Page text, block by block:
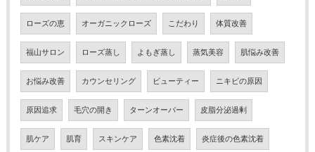
ローズの恵 オーガニックローズ こだわり 体質改善
福山サロン ローズ蒸し よもぎ蒸し 蒸気美容 肌悩み改善
お悩み改善 カウンセリング ビューティー ニキビの原因
原因追求 毛穴の開き ターンオーバー 皮脂分泌過剰
肌ケア 肌育 スキンケア 色素沈着 炎症後の色素沈着